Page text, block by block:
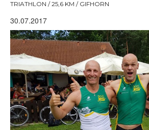
TRIATHLON / 25,6 KM / GIFHORN
30.07.2017